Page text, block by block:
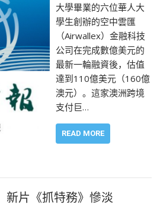
大學畢業的六位華人大
學生創辦的空中雲匯
（Airwallex）金融科技
公司在完成數億美元的
最新一輪融資後，估值
達到110億美元（160億
澳元）。這家澳洲跨境
支付巨…
READ MORE
新片《抓特務》慘淡